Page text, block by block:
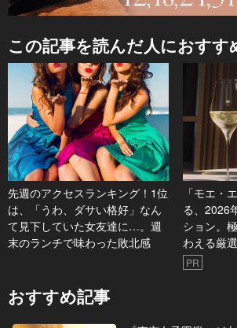
この記事を読んだ人におすす
先週のアクセスランキング！1位
は、「うわ、ダサい格好」なん
て見下していた女友達に…。週
末のランチで味わった敗北感
「モエ・
る、2026
ション。
わえる厳
PR
おすすめ記事